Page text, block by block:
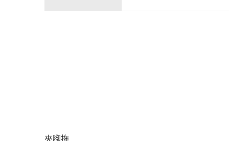
夾腳拖